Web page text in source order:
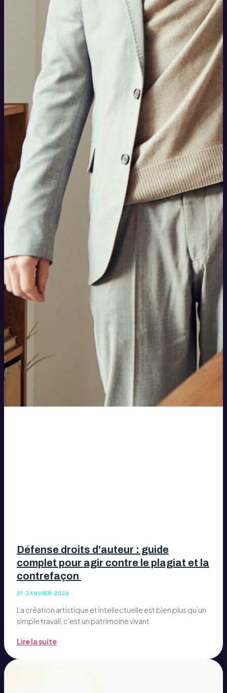
Défense droits d’auteur : guide
complet pour agir contre le plagiat et la
contrefaçon
21 JANVIER 2026
La création artistique et intellectuelle est bien plus qu’un
simple travail, c’est un patrimoine vivant
Lire la suite